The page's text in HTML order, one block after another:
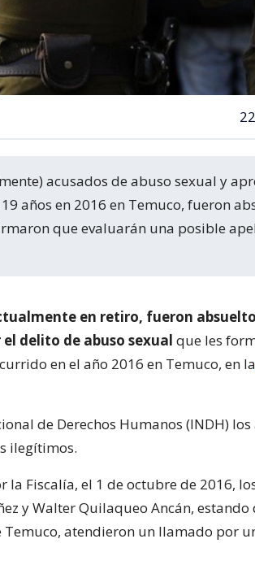
años en 2016 en Temuco, fueron
que evaluarán una posible
en retiro, fueron
delito de abuso sexual que les
en el año 2016 en Temuco, en la
de Derechos Humanos (INDH) los
ilegítimos.
la Fiscalía, el 1 de octubre de 2016,
y Walter Quilaqueo Ancán, estando
Temuco, atendieron un llamado por